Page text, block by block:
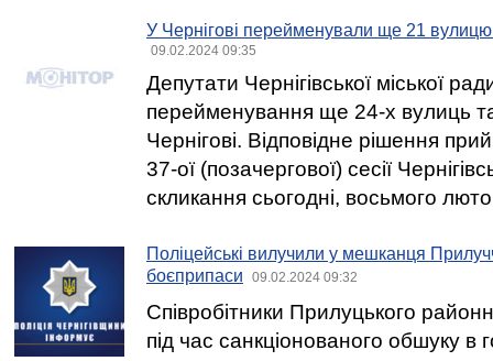
У Чернігові перейменували ще 21
09.02.2024 09:35
Депутати Чернігівської міської
перейменування ще 24-х вулиць
Чернігові. Відповідне рішення
37-ої (позачергової) сесії
скликання сьогодні, восьмого
Поліцейські вилучили у мешканця
боєприпаси
09.02.2024 09:32
Співробітники Прилуцького
під час санкціонованого обшуку в